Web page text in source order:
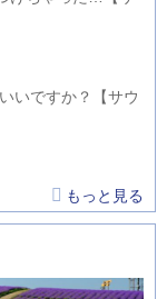
いですか？【サウ
もっと見る